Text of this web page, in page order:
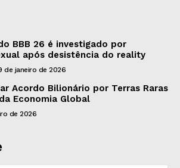
BBB 26 é investigado por
após desistência do reality
de janeiro de 2026
Acordo Bilionário por Terras Raras
Economia Global
de 2026